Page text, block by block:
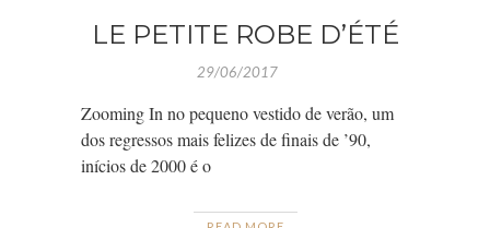
LE PETITE ROBE D’ÉTÉ
29/06/2017
Zooming In no pequeno vestido de verão, um
dos regressos mais felizes de finais de ’90,
inícios de 2000 é o